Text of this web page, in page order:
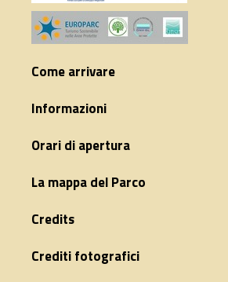
Come arrivare
Informazioni
Orari di apertura
La mappa del Parco
Credits
Crediti fotografici